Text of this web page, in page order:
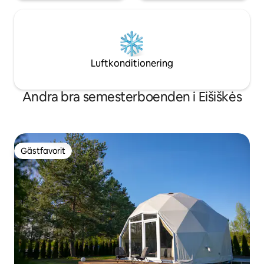
Luftkonditionering
Andra bra semesterboenden i Eišiškės
Gästfavorit
Gästfavorit